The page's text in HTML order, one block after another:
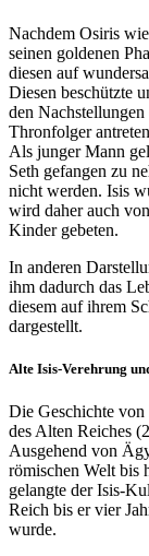
Nachdem Osiris
seinen goldenen
diesen auf
Diesen beschützte
den Nachstellungen
Thronfolger
Als junger Mann
Seth gefangen zu
nicht werden. Isis
wird daher auch
Kinder gebeten.
In anderen
ihm dadurch das
diesem auf ihrem
dargestellt.
Alte Isis-Verehrung
Die Geschichte
des Alten Reiches
Ausgehend von
römischen Welt bis
gelangte der Isis-
Reich bis er vier
wurde.